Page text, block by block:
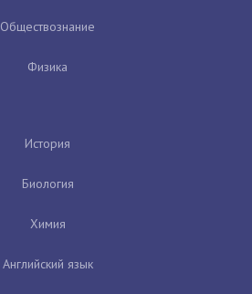
Обществознание
Физика
История
Биология
Химия
Английский язык